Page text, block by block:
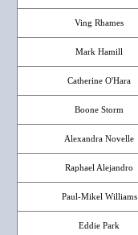
Ving Rhames
Mark Hamill
Catherine O'Hara
Boone Storm
Alexandra Novelle
Raphael Alejandro
Paul-Mikel Williams
Eddie Park